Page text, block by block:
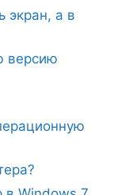
экран, а в
версию